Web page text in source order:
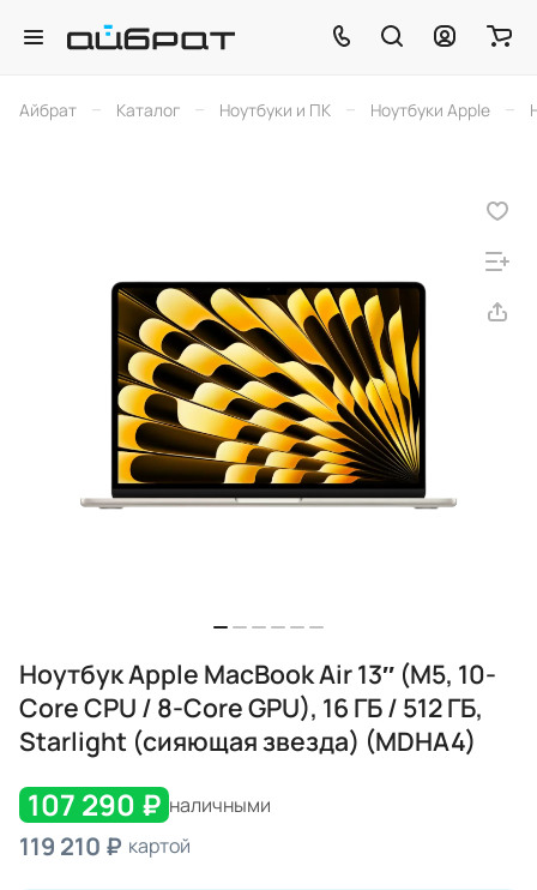
Айбрат – Каталог – Ноутбуки и ПК – Ноутбуки Apple –
Ноутбук Apple MacBook Air 13″ (M5, 10-
Core CPU / 8-Core GPU), 16 ГБ / 512 ГБ,
Starlight (сияющая звезда) (MDHA4)
107 290 ₽ наличными
119 210 ₽ картой